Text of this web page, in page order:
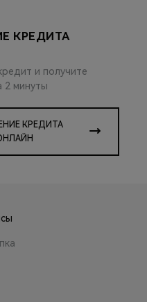
КРЕДИТА
и получите
2 минуты
КРЕДИТА